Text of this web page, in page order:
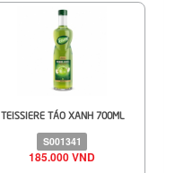
TEISSIERE TÁO XANH 700ML
S001341
185.000 VND